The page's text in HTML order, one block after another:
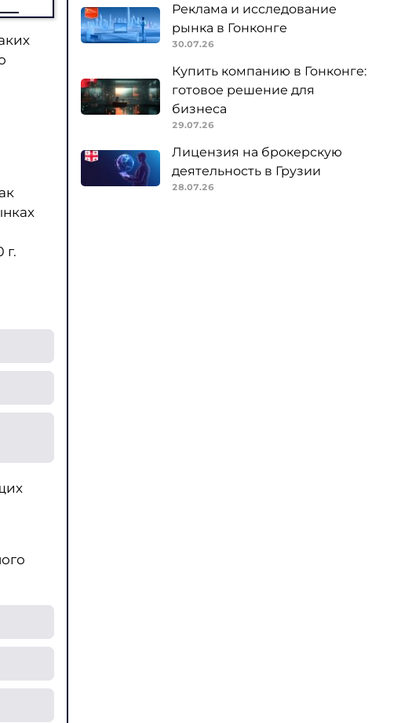
г.
Реклама и исследование
рынка в Гонконге
30.07.26
Купить компанию в Гонконге:
готовое решение для
бизнеса
29.07.26
Лицензия на брокерскую
деятельность в Грузии
28.07.26